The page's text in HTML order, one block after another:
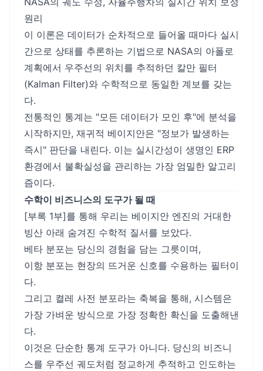
원리
이 이론은 데이터가 순차적으로 들어올 때마다 실시
간으로 상태를 추론하는 기법으로 NASA의 아폴로
계획에서 우주선의 위치를 추적하던 칼만 필터
(Kalman Filter)와 수학적으로 동일한 계보를 갖는
다.
전통적인 통계는 "모든 데이터가 모인 후"에 분석을
시작하지만, 재귀적 베이지안은 "정보가 발생하는
즉시" 판단을 내린다. 이는 실시간성이 생명인 ERP
환경에서 불확실성을 관리하는 가장 엄밀한 알고리
즘이다.
수학이 비즈니스의 도구가 될 때
[부록 1부]를 통해 우리는 베이지안 엔진의 거대한
빙산 아래 숨겨진 수학적 질서를 보았다.
베타 분포는 당신의 경험을 담는 그릇이며,
이항 분포는 현장의 뜨거운 신호를 수용하는 필터이
다.
그리고 켤레 사전 분포라는 축복을 통해, 시스템은
가장 가벼운 방식으로 가장 정확한 확신을 도출해낸
다.
이것은 단순한 통계 도구가 아니다. 당신의 비즈니
스를 우주선 궤도처럼 정교하게 추적하고 인도하는